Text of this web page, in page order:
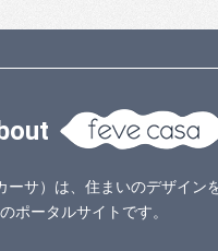
ーサ）は、住まいのデザイン
ポータルサイトです。